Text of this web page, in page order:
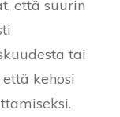
että suurin
tai
kehosi